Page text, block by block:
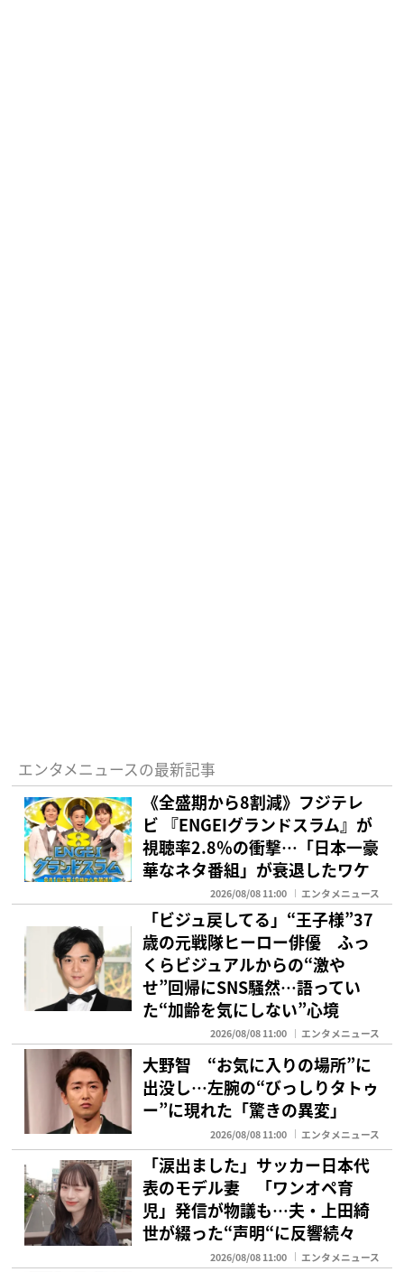
エンタメニュースの最新記事
《全盛期から8割減》フジテレ
ビ 『ENGEIグランドスラム』が
視聴率2.8％の衝撃…「日本一豪
華なネタ番組」が衰退したワケ
2026/08/08 11:00 エンタメニュース
「ビジュ戻してる」“王子様”37
歳の元戦隊ヒーロー俳優 ふっ
くらビジュアルからの“激や
せ”回帰にSNS騒然…語ってい
た“加齢を気にしない”心境
2026/08/08 11:00 エンタメニュース
大野智 “お気に入りの場所”に
出没し…左腕の“びっしりタトゥ
ー”に現れた「驚きの異変」
2026/08/08 11:00 エンタメニュース
「涙出ました」サッカー日本代
表のモデル妻 「ワンオペ育
児」発信が物議も…夫・上田綺
世が綴った“声明“に反響続々
2026/08/08 11:00 エンタメニュース